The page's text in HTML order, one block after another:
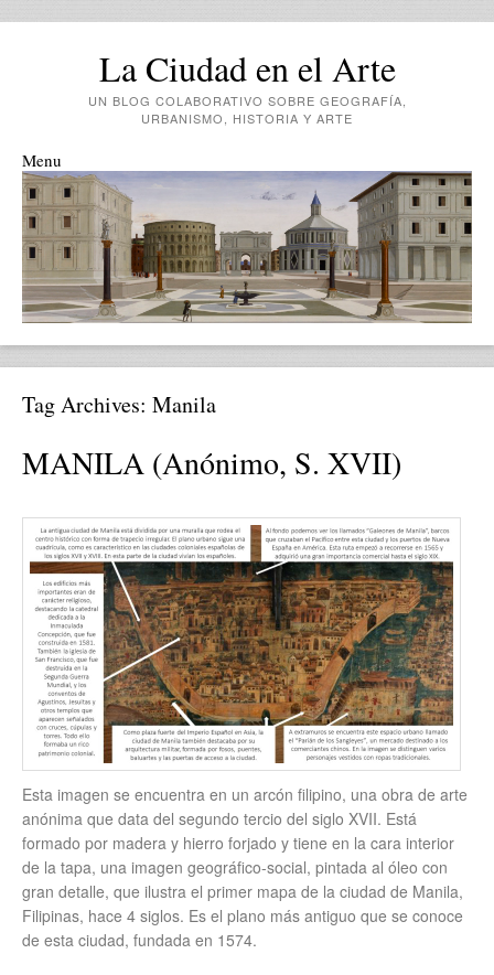
La Ciudad en el Arte
UN BLOG COLABORATIVO SOBRE GEOGRAFÍA,
URBANISMO, HISTORIA Y ARTE
Menu
Skip to content
Tag Archives: Manila
MANILA (Anónimo, S. XVII)
Esta imagen se encuentra en un arcón filipino, una obra de arte
anónima que data del segundo tercio del siglo XVII. Está
formado por madera y hierro forjado y tiene en la cara interior
de la tapa, una imagen geográfico-social, pintada al óleo con
gran detalle, que ilustra el primer mapa de la ciudad de Manila,
Filipinas, hace 4 siglos. Es el plano más antiguo que se conoce
de esta ciudad, fundada en 1574.